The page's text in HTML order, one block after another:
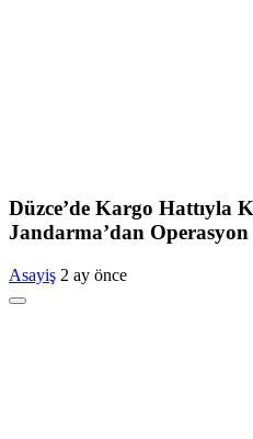
Düzce’de Kargo Hattıyla
Jandarma’dan Operasyon
Asayiş 2 ay önce